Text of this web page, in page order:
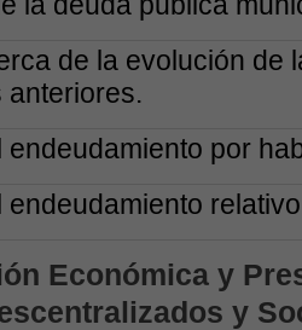
de la evolución de
anteriores.
endeudamiento por
endeudamiento
Económica y
y